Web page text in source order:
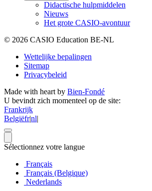
Didactische hulpmiddelen
Nieuws
Het grote CASIO-avontuur
© 2026 CASIO Education BE-NL
Wettelijke bepalingen
Sitemap
Privacybeleid
Made with heart by Bien-Fondé
U bevindt zich momenteel op de site:
Frankrijk
Belgiëfr|nl|
Sélectionnez votre langue
Français
Français (Belgique)
Nederlands